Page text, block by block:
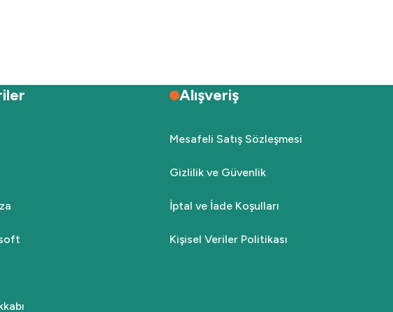
Alışveriş
Mesafeli Satış Sözleşmesi
Gizlilik ve Güvenlik
İptal ve İade Koşulları
Kişisel Veriler Politikası